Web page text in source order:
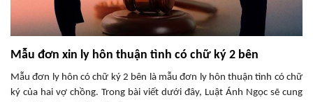
Mẫu đơn xin ly hôn thuận tình có chữ ký 2 bên
Mẫu đơn ly hôn có chữ ký 2 bên là mẫu đơn ly hôn thuận tình có chữ
ký của hai vợ chồng. Trong bài viết dưới đây, Luật Ánh Ngọc sẽ cung